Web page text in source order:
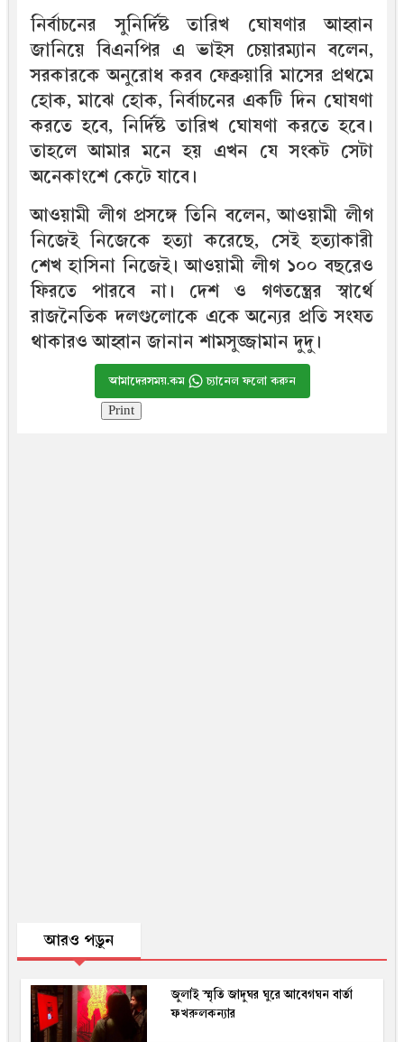
নির্বাচনের সুনির্দিষ্ট তারিখ ঘোষণার আহ্বান
জানিয়ে বিএনপির এ ভাইস চেয়ারম্যান বলেন,
সরকারকে অনুরোধ করব ফেব্রুয়ারি মাসের প্রথমে
হোক, মাঝে হোক, নির্বাচনের একটি দিন ঘোষণা
করতে হবে, নির্দিষ্ট তারিখ ঘোষণা করতে হবে।
তাহলে আমার মনে হয় এখন যে সংকট সেটা
অনেকাংশে কেটে যাবে।
আওয়ামী লীগ প্রসঙ্গে তিনি বলেন, আওয়ামী লীগ
নিজেই নিজেকে হত্যা করেছে, সেই হত্যাকারী
শেখ হাসিনা নিজেই। আওয়ামী লীগ ১০০ বছরেও
ফিরতে পারবে না। দেশ ও গণতন্ত্রের স্বার্থে
রাজনৈতিক দলগুলোকে একে অন্যের প্রতি সংযত
থাকারও আহ্বান জানান শামসুজ্জামান দুদু।
আমাদেরসময়.কম চ্যানেল ফলো করুন
Print
আরও পড়ুন
জুলাই স্মৃতি জাদুঘর ঘুরে আবেগঘন বার্তা
ফখরুলকন্যার